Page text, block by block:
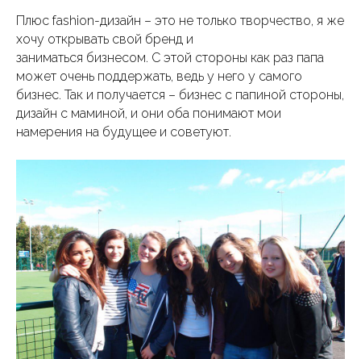
Плюс fashion-дизайн – это не только творчество, я же
хочу открывать свой бренд и
заниматься бизнесом. С этой стороны как раз папа
может очень поддержать, ведь у него у самого
бизнес. Так и получается – бизнес с папиной стороны,
дизайн с маминой, и они оба понимают мои
намерения на будущее и советуют.